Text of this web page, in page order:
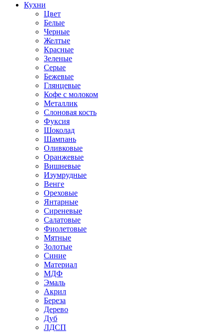
Кухни
Цвет
Белые
Черные
Желтые
Красные
Зеленые
Серые
Бежевые
Глянцевые
Кофе с молоком
Металлик
Слоновая кость
Фуксия
Шоколад
Шампань
Оливковые
Оранжевые
Вишневые
Изумрудные
Венге
Ореховые
Янтарные
Сиреневые
Салатовые
Фиолетовые
Мятные
Золотые
Синие
Материал
МДФ
Эмаль
Акрил
Береза
Дерево
Дуб
ЛДСП